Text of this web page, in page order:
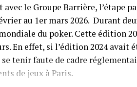
le Groupe Barrière, l’étape
au 1er mars 2026. Durant
du poker. Cette édition
En effet, si l’édition 2024 avait
se tenir faute de cadre
de jeux à Paris.